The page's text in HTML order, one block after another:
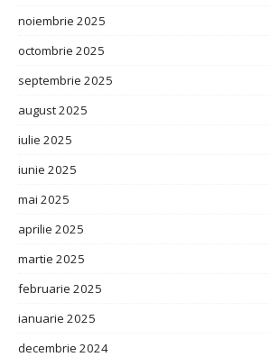
noiembrie 2025
octombrie 2025
septembrie 2025
august 2025
iulie 2025
iunie 2025
mai 2025
aprilie 2025
martie 2025
februarie 2025
ianuarie 2025
decembrie 2024